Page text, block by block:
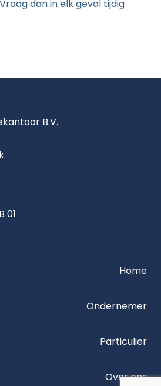
dan in elk geval tijdig
B.V.
01
Home
Ondernemer
Particulier
Over ons